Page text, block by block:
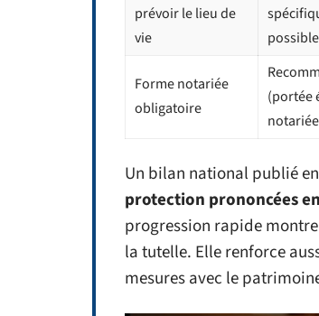
prévoir le lieu de
vie
possible
Forme notariée
obligatoire
(portée
Un bilan national publié
protection prononcées
progression rapide
la tutelle. Elle renforce
mesures avec le